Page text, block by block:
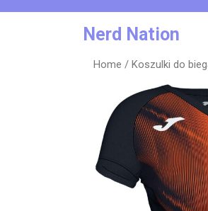
Nerd Nation
Home / Koszulki do